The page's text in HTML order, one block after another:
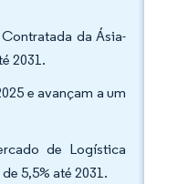
da Ásia-
2031.
e avançam a um
de Logística
5,5% até 2031.